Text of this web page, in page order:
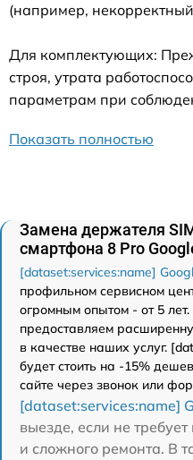
(например,
Для комплектующих:
строя, утрата
параметрам при
Показать полностью
Замена держателя
смартфона 8 Pro
[dataset:services:name]
профильном сервисном
огромным опытом - от 5
предоставляем
в качестве наших услуг.
будет стоить на -15%
сайте через звонок или
[dataset:services:name]
выезде, если не
и сложного ремонта. В